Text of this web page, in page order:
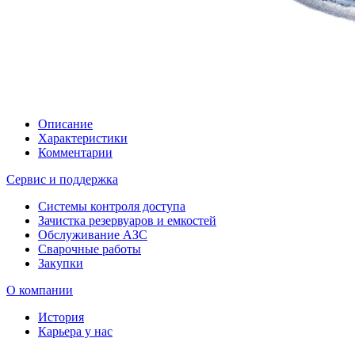
Описание
Характеристики
Комментарии
Сервис и поддержка
Системы контроля доступа
Зачистка резервуаров и емкостей
Обслуживание АЗС
Сварочные работы
Закупки
О компании
История
Карьера у нас